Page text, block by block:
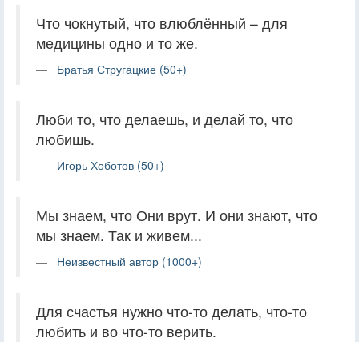
Что чокнутый, что влюблённый – для
медицины одно и то же.
Братья Стругацкие (50+)
Люби то, что делаешь, и делай то, что
любишь.
Игорь Хоботов (50+)
Мы знаем, что Они врут. И они знают, что
мы знаем. Так и живем...
Неизвестный автор (1000+)
Для счастья нужно что-то делать, что-то
любить и во что-то верить.